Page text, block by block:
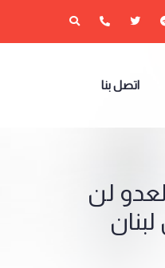
اتصل بنا
لن